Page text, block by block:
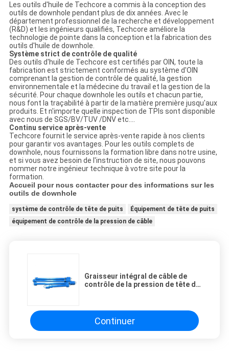
Les outils d'huile de Techcore a commis à la conception des
outils de downhole pendant plus de dix années. Avec le
département professionnel de la recherche et développement
(R&D) et les ingénieurs qualifiés, Techcore améliore la
technologie de pointe dans la conception et la fabrication des
outils d'huile de downhole.
Système strict de contrôle de qualité
Des outils d'huile de Techcore est certifiés par OIN, toute la
fabrication est strictement conformés au système d'OIN
comprenant la gestion de contrôle de qualité, la gestion
environnementale et la médecine du travail et la gestion de la
sécurité. Pour chaque downhole les outils et chacun partie,
nous font la traçabilité à partir de la matière première jusqu'aux
produits. Et n'importe quelle inspection de TPIs sont disponible
avec nous de SGS/BV/TUV /DNV etc….
Continu service après-vente
Techcore fournit le service après-vente rapide à nos clients
pour garantir vos avantages. Pour les outils complets de
downhole, nous fournissons la formation libre dans notre usine,
et si vous avez besoin de l'instruction de site, nous pouvons
nommer notre ingénieur technique à votre site pour la
formation.
Accueil pour nous contacter pour des informations sur les
outils de downhole
système de contrôle de tête de puits
Équipement de tête de puits
équipement de contrôle de la pression de câble
Graisseur intégral de câble de
contrôle de la pression de tête de
Continuer